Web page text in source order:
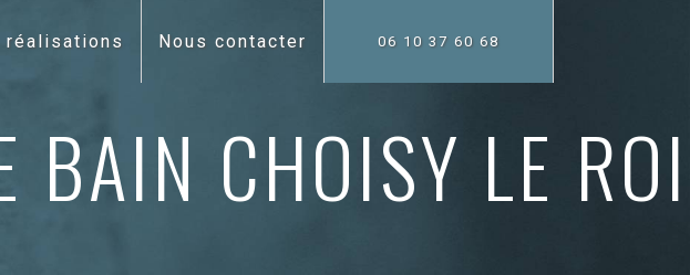
réalisations Nous contacter 06 10 37 60 68
BAIN CHOISY LE ROI